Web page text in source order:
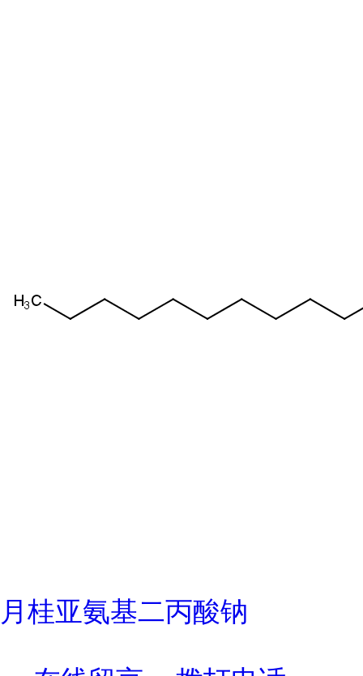
月桂亚氨基二丙酸钠